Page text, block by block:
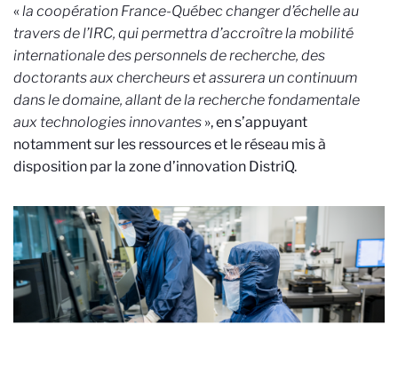
«la coopération France-Québec changer d’échelle au
travers de l’IRC, qui permettra d’accroître la mobilité
internationale des personnels de recherche, des
doctorants aux chercheurs et assurera un continuum
dans le domaine, allant de la recherche fondamentale
aux technologies innovantes », en s’appuyant
notamment sur les ressources et le réseau mis à
disposition par la zone d’innovation DistriQ.